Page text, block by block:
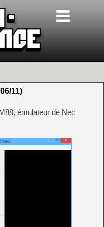
11)
émulateur de Nec